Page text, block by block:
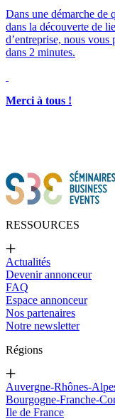
Dans une démarche de
dans la découverte de
d’entreprise, nous
dans 2 minutes.
Merci à tous !
RESSOURCES
Actualités
Devenir annonceur
FAQ
Espace annonceur
Nos partenaires
Notre newsletter
Régions
Auvergne-Rhônes-
Bourgogne-Franche-
Ile de France